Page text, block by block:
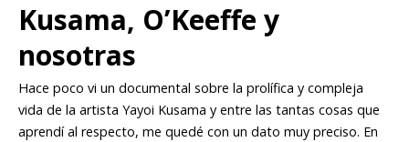
Kusama, O’Keeffe y
nosotras
Hace poco vi un documental sobre la prolífica y compleja
vida de la artista Yayoi Kusama y entre las tantas cosas que
aprendí al respecto, me quedé con un dato muy preciso. En